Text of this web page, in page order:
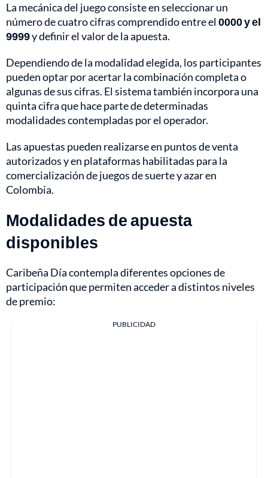
La mecánica del juego consiste en seleccionar un
número de cuatro cifras comprendido entre el0000 y el
9999y definir el valor de la apuesta.
Dependiendo de la modalidad elegida, los participantes
pueden optar por acertar la combinación completa o
algunas de sus cifras. El sistema también incorpora una
quinta cifra que hace parte de determinadas
modalidades contempladas por el operador.
Las apuestas pueden realizarse en puntos de venta
autorizados y en plataformas habilitadas para la
comercialización de juegos de suerte y azar en
Colombia.
Modalidades de apuesta
disponibles
Caribeña Día contempla diferentes opciones de
participación que permiten acceder a distintos niveles
de premio:
PUBLICIDAD